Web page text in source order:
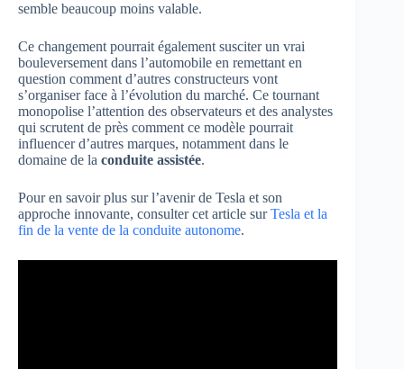
semble beaucoup moins valable.
Ce changement pourrait également susciter un vrai
bouleversement dans l’automobile en remettant en
question comment d’autres constructeurs vont
s’organiser face à l’évolution du marché. Ce tournant
monopolise l’attention des observateurs et des analystes
qui scrutent de près comment ce modèle pourrait
influencer d’autres marques, notamment dans le
domaine de la conduite assistée.
Pour en savoir plus sur l’avenir de Tesla et son
approche innovante, consulter cet article surTesla et la
fin de la vente de la conduite autonome.